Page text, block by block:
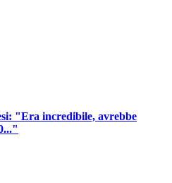
"Era incredibile, avrebbe